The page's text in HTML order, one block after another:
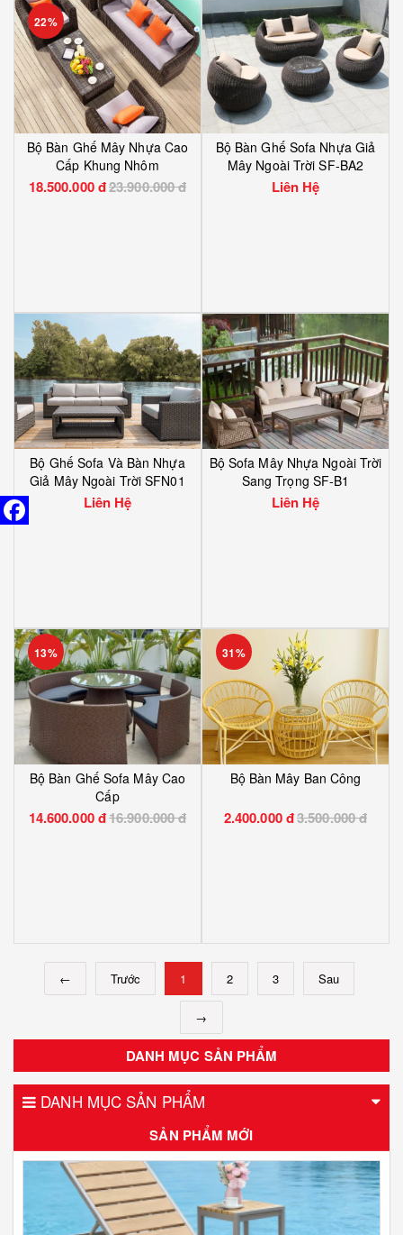
22%
Bộ Bàn Ghế Mây Nhựa Cao
Cấp Khung Nhôm
18.500.000 đ23.900.000 đ
Bộ Bàn Ghế Sofa Nhựa Giả
Mây Ngoài Trời SF-BA2
Liên Hệ
Bộ Ghế Sofa Và Bàn Nhựa
Giả Mây Ngoài Trời SFN01
Liên Hệ
Bộ Sofa Mây Nhựa Ngoài Trời
Sang Trọng SF-B1
Liên Hệ
13%
Bộ Bàn Ghế Sofa Mây Cao
Cấp
14.600.000 đ16.900.000 đ
31%
Bộ Bàn Mây Ban Công
2.400.000 đ3.500.000 đ
← Trước 1 2 3 Sau
→
DANH MỤC SẢN PHẨM
DANH MỤC SẢN PHẨM
SẢN PHẨM MỚI